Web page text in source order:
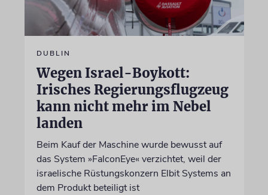
DUBLIN
Wegen Israel-Boykott:
Irisches Regierungsflugzeug
kann nicht mehr im Nebel
landen
Beim Kauf der Maschine wurde bewusst auf
das System »FalconEye« verzichtet, weil der
israelische Rüstungskonzern Elbit Systems an
dem Produkt beteiligt ist